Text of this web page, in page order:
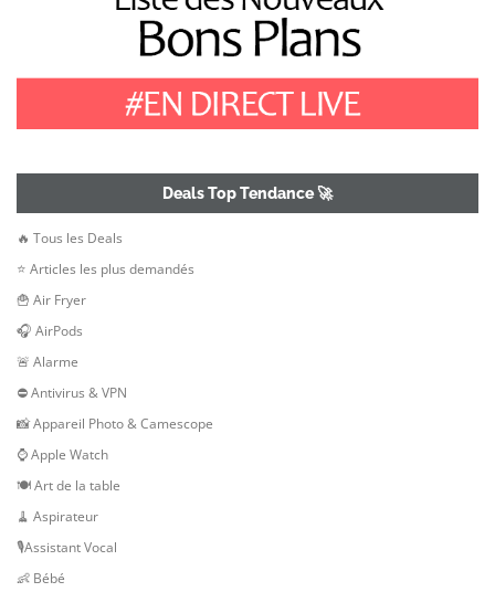
Deals Top Tendance 🚀
🔥 Tous les Deals
⭐ Articles les plus demandés
🍟 Air Fryer
🎧 AirPods
🚨 Alarme
⛔ Antivirus & VPN
📸 Appareil Photo & Camescope
⌚ Apple Watch
🍽 Art de la table
🧹 Aspirateur
🎙Assistant Vocal
👶 Bébé